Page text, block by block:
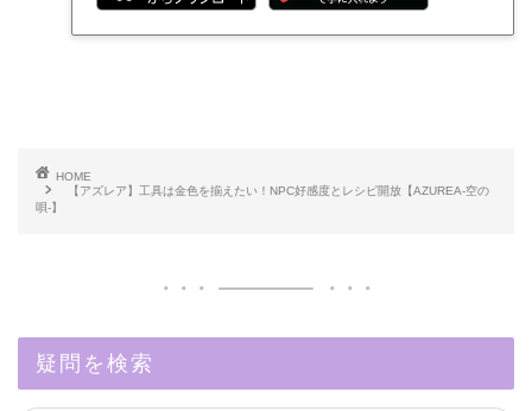
HOME
【アズレア】工具は金色を揃えたい！NPC好感度とレシピ開放【AZUREA-空の
唄-】
疑問を検索